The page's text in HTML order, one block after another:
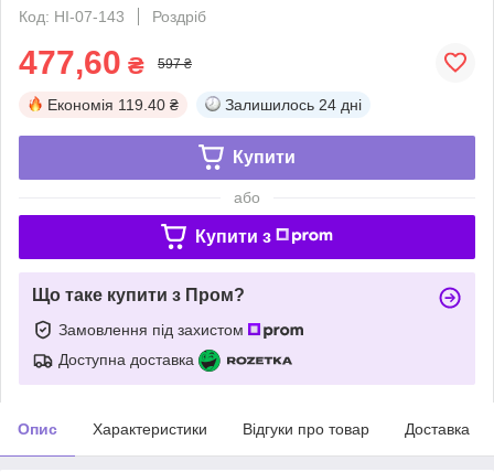
Код: HI-07-143
Роздріб
477,60 ₴ 597 ₴
Економія 119.40 ₴ Залишилось 24 дні
Купити
або
Купити з
Що таке купити з Пром?
Замовлення під захистом
Доступна доставка
Опис Характеристики Відгуки про товар Доставка